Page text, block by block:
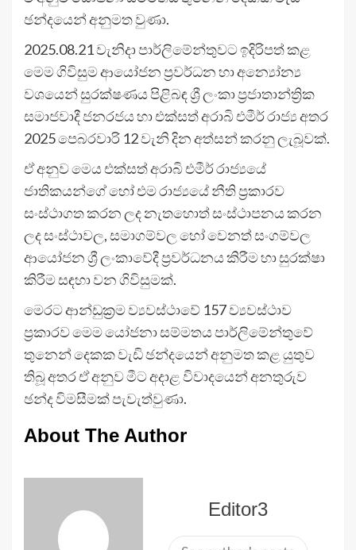
ඡන්දයෙන් අනුමත වුණා.
2025.08.21 වැනිදා පාර්ලිමේන්තුවට ඉදිරිපත් කළ
මෙම ගිවිසුම ආයෝජන ප්‍රවර්ධන හා අන්‍යෝන්‍ය
වශයෙන් සුරක්ෂණය පිළිබඳ ශ්‍රී ලංකා ප්‍රජාතාන්ත්‍රික
සමාජවාදී ජනරජය හා එක්සත් අරාබි එමීර් රාජ්‍ය අතර
2025 පෙබරවාරි 12 වැනි දින අත්සන් කරනු ලැබූවක්.
ඒ අනුව මෙය එක්සත් අරාබි එමීර් රාජ්‍යයේ
ජාතිකයන්ගේ හෝ එම රාජ්‍යයේ නීති ප්‍රකාරව
සංස්ථාගත කරන ලද නැතහොත් සංස්ථාපනය කරන
ලද සංස්ථාවල, සමාගම්වල හෝ වෙනත් සංගම්වල
ආයෝජන ශ්‍රී ලංකාවේදී ප්‍රවර්ධනය කිරීම හා සුරක්ෂා
කිරීම සඳහා වන ගිවිසුමක්.
මෙරට ආන්ඩුක්‍රම ව්‍යවස්ථාවේ 157 ව්‍යවස්ථාව
ප්‍රකාරව මෙම යෝජනා සම්මතය පාර්ලිමේන්තුවේ
තුනෙන් දෙකක වැඩි ඡන්දයෙන් අනුමත කළ යුතුව
තිබූ අතර ඒ අනුව මීට අදාළ විවාදයෙන් අනතුරුව
ඡන්ද විමසීමක් පැවැත්වුණා.
About The Author
Editor3